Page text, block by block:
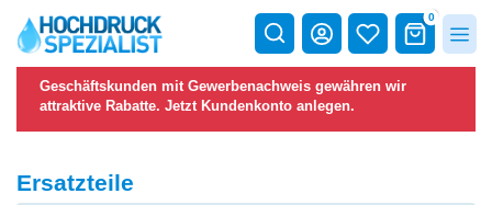
0
Geschäftskunden mit Gewerbenachweis gewähren wir
attraktive Rabatte. Jetzt Kundenkonto anlegen.
Ersatzteile